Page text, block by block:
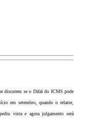
discutem se o Difal do ICMS pode
em setembro, quando o relator,
vista e agora julgamento será